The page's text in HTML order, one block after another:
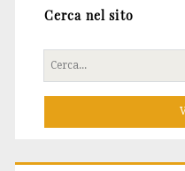
Cerca nel sito
Cerca
per: